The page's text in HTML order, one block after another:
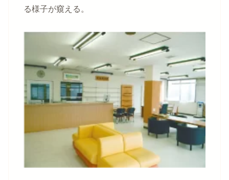
る様子が窺える。